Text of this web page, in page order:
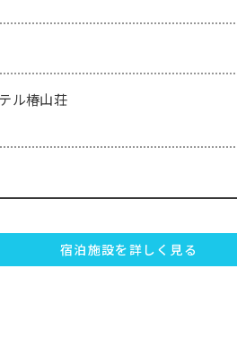
ル椿山荘
宿泊施設を詳しく見る